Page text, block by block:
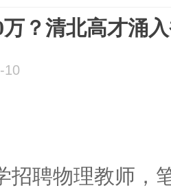
万？清北高才涌
10
招聘物理教师，